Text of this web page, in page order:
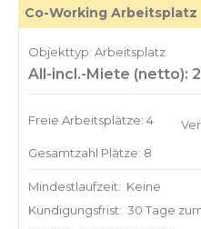
Co-Working Arbeitsplatz
Objekttyp: Arbeitsplatz
All-incl.-Miete (netto):
Freie Arbeitsplätze: 4
Gesamtzahl Plätze: 8
Mindestlaufzeit: Keine
Kündigungsfrist: 30 Tage